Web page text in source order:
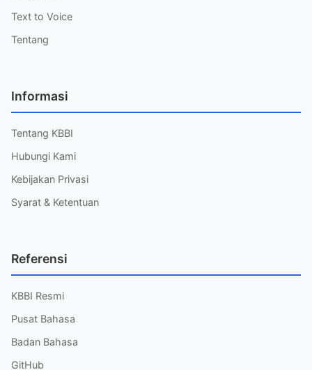
Text to Voice
Tentang
Informasi
Tentang KBBI
Hubungi Kami
Kebijakan Privasi
Syarat & Ketentuan
Referensi
KBBI Resmi
Pusat Bahasa
Badan Bahasa
GitHub